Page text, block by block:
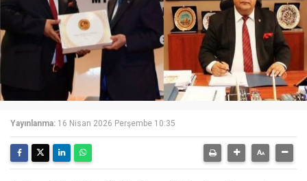
Yayınlanma: 16 Nisan 2026 Perşembe 10:35